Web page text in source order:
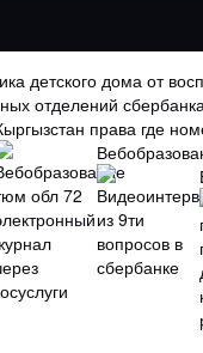
детского дома от
отделений
права где